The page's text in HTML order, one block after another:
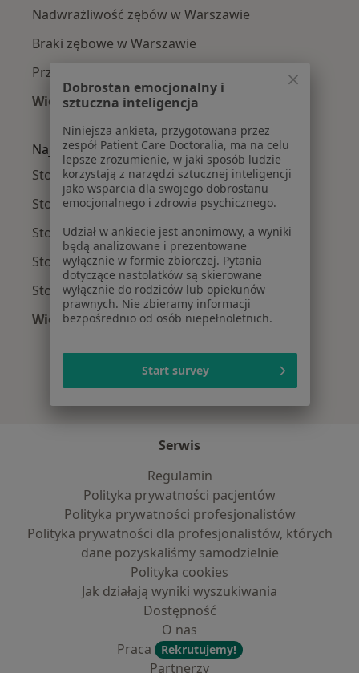
Nadwrażliwość zębów w Warszawie
Braki zębowe w Warszawie
Przebarwienia zębów w Warszawie
Więcej (15)
Najpopularniejsze ubezpieczenia
Stomatolodzy z Medicover w Warszawie
Stomatolodzy z Allianz w Warszawie
Stomatolodzy z INTER Polska w Warszawie
Stomatolodzy z Signal Iduna w Warszawie
Stomatolodzy z Compensa w Warszawie
Więcej (9)
Serwis
Regulamin
Polityka prywatności pacjentów
Polityka prywatności profesjonalistów
Polityka prywatności dla profesjonalistów, których
dane pozyskaliśmy samodzielnie
Polityka cookies
Jak działają wyniki wyszukiwania
Dostępność
O nas
Praca
Rekrutujemy!
Partnerzy
Dobrostan emocjonalny i
sztuczna inteligencja
Niniejsza ankieta, przygotowana przez
zespół Patient Care Doctoralia, ma na celu
lepsze zrozumienie, w jaki sposób ludzie
korzystają z narzędzi sztucznej inteligencji
jako wsparcia dla swojego dobrostanu
emocjonalnego i zdrowia psychicznego.
Udział w ankiecie jest anonimowy, a wyniki
będą analizowane i prezentowane
wyłącznie w formie zbiorczej. Pytania
dotyczące nastolatków są skierowane
wyłącznie do rodziców lub opiekunów
prawnych. Nie zbieramy informacji
bezpośrednio od osób niepełnoletnich.
Start survey